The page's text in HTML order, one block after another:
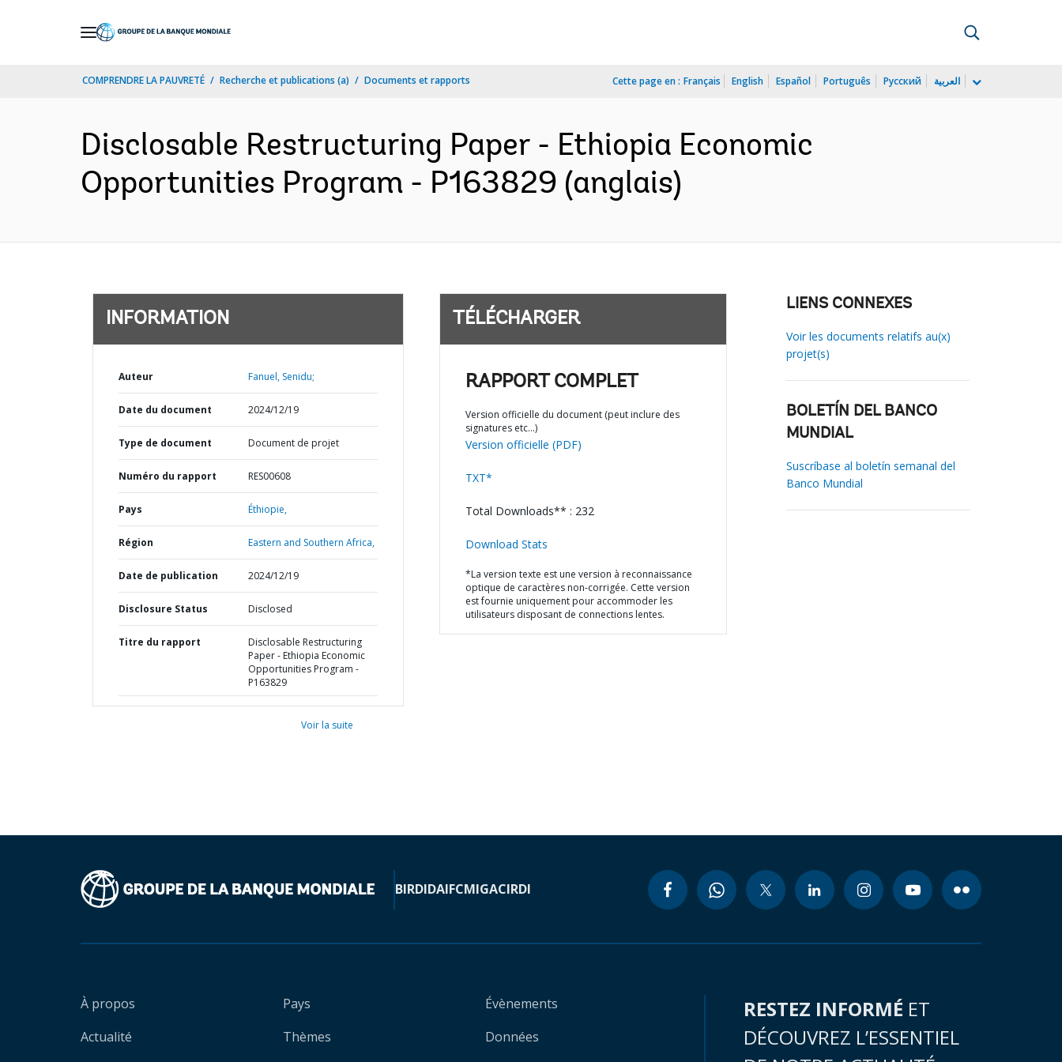
COMPRENDRE LA PAUVRETÉ Recherche et publications (a) Documents et rapports Cette page en : Français English Español Português Русский العربية
Disclosable Restructuring Paper - Ethiopia Economic
Opportunities Program - P163829 (anglais)
INFORMATION
Auteur Fanuel, Senidu;
Date du document 2024/12/19
Type de document Document de projet
Numéro du rapport RES00608
Pays Éthiopie,
Région Eastern and Southern Africa,
Date de publication 2024/12/19
Disclosure Status Disclosed
Titre du rapport
Disclosable Restructuring
Paper - Ethiopia Economic
Opportunities Program -
P163829
Voir la suite
TÉLÉCHARGER
RAPPORT COMPLET
Version officielle du document (peut inclure des
signatures etc…)
Version officielle (PDF)
TXT*
Total Downloads** : 232
Download Stats
*La version texte est une version à reconnaissance
optique de caractères non-corrigée. Cette version
est fournie uniquement pour accommoder les
utilisateurs disposant de connections lentes.
LIENS CONNEXES
Voir les documents relatifs au(x)
projet(s)
BOLETÍN DEL BANCO
MUNDIAL
Suscríbase al boletín semanal del
Banco Mundial
BIRDIDAIFCMIGACIRDI
À propos
Actualité
Pays
Thèmes
Évènements
Données
RESTEZ INFORMÉ ET
DÉCOUVREZ L’ESSENTIEL